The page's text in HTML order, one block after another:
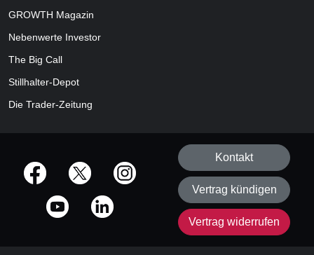
GROWTH Magazin
Nebenwerte Investor
The Big Call
Stillhalter-Depot
Die Trader-Zeitung
offizielle Social Media-Accounts
Kontakt
Vertrag kündigen
Vertrag widerrufen